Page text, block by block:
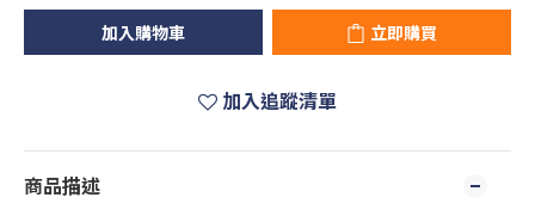
加入購物車 立即購買
加入追蹤清單
商品描述